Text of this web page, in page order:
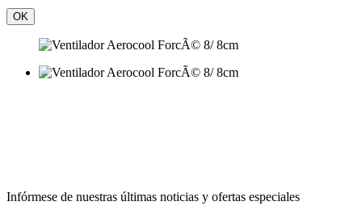
OK
Infórmese de nuestras últimas noticias y ofertas especiales